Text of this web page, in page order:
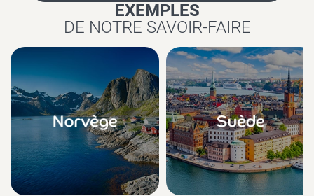
EXEMPLES
DE NOTRE SAVOIR-FAIRE